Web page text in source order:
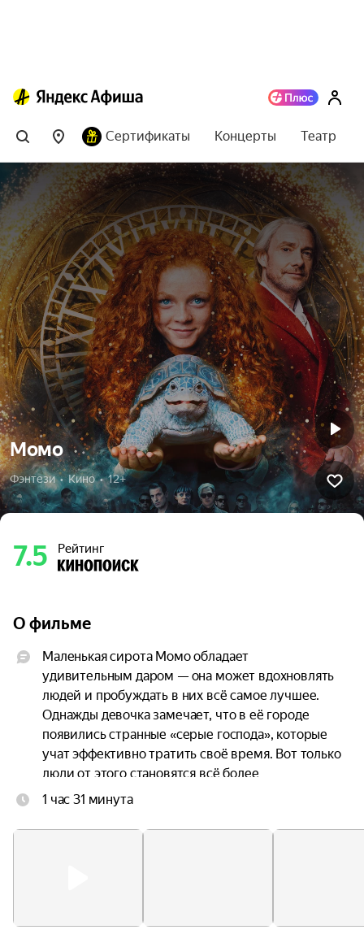
Сертификаты Концерты Театр
Момо
Фэнтези  •  Кино  •  12+
7.5 Рейтинг
О фильме
Маленькая сирота Момо обладает
удивительным даром — она может вдохновлять
людей и пробуждать в них всё самое лучшее.
Однажды девочка замечает, что в её городе
появились странные «серые господа», которые
учат эффективно тратить своё время. Вот только
люди от этого становятся всё более
несчастными, ведь в погоне за продуктивностью
объединяется с Хранителем времени и
1 час 31 минута